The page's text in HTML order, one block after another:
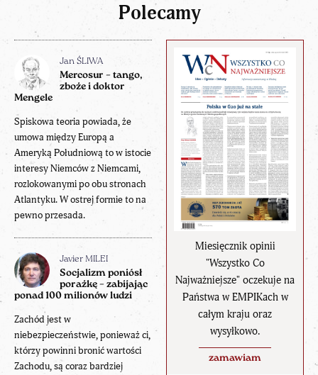
Polecamy
Miesięcznik opinii
"Wszystko Co
Najważniejsze" oczekuje na
Państwa w EMPIKach w
całym kraju oraz
wysyłkowo.
zamawiam
Jan ŚLIWA
Mercosur – tango,
zboże i doktor
Mengele
Spiskowa teoria powiada, że
umowa między Europą a
Ameryką Południową to w istocie
interesy Niemców z Niemcami,
rozlokowanymi po obu stronach
Atlantyku. W ostrej formie to na
pewno przesada.
Javier MILEI
Socjalizm poniósł
porażkę – zabijając
ponad 100 milionów ludzi
Zachód jest w
niebezpieczeństwie, ponieważ ci,
którzy powinni bronić wartości
Zachodu, są coraz bardziej